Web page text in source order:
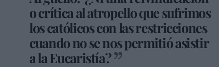
o crítica al atropello que sufrimos
los católicos con las restricciones
cuando no se nos permitió asistir
a la Eucaristía?